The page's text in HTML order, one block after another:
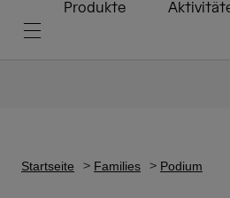
Produkte
Startseite Families Podium